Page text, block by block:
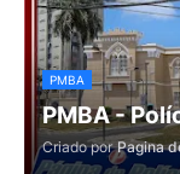
PMBA
PMBA -
Criado por Pagina